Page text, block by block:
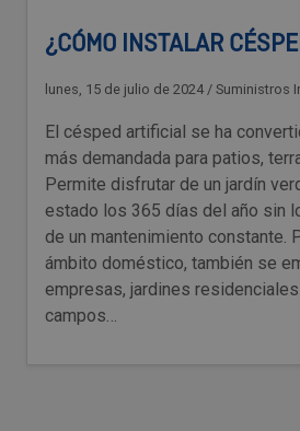
¿CÓMO INSTALAR
lunes, 15 de julio de 2024 / Suministros
El césped artificial se ha
más demandada para patios,
Permite disfrutar de un jardín
estado los 365 días del año sin
de un mantenimiento constante.
ámbito doméstico, también se
empresas, jardines
campos…